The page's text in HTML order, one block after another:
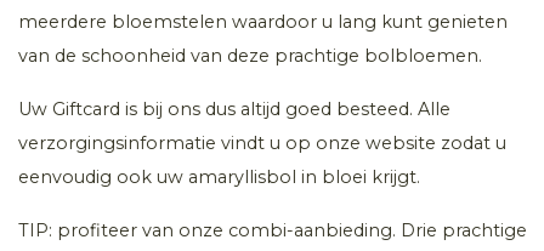
meerdere bloemstelen waardoor u lang kunt genieten
van de schoonheid van deze prachtige bolbloemen.
Uw Giftcard is bij ons dus altijd goed besteed. Alle
verzorgingsinformatie vindt u op onze website zodat u
eenvoudig ook uw amaryllisbol in bloei krijgt.
TIP: profiteer van onze combi-aanbieding. Drie prachtige